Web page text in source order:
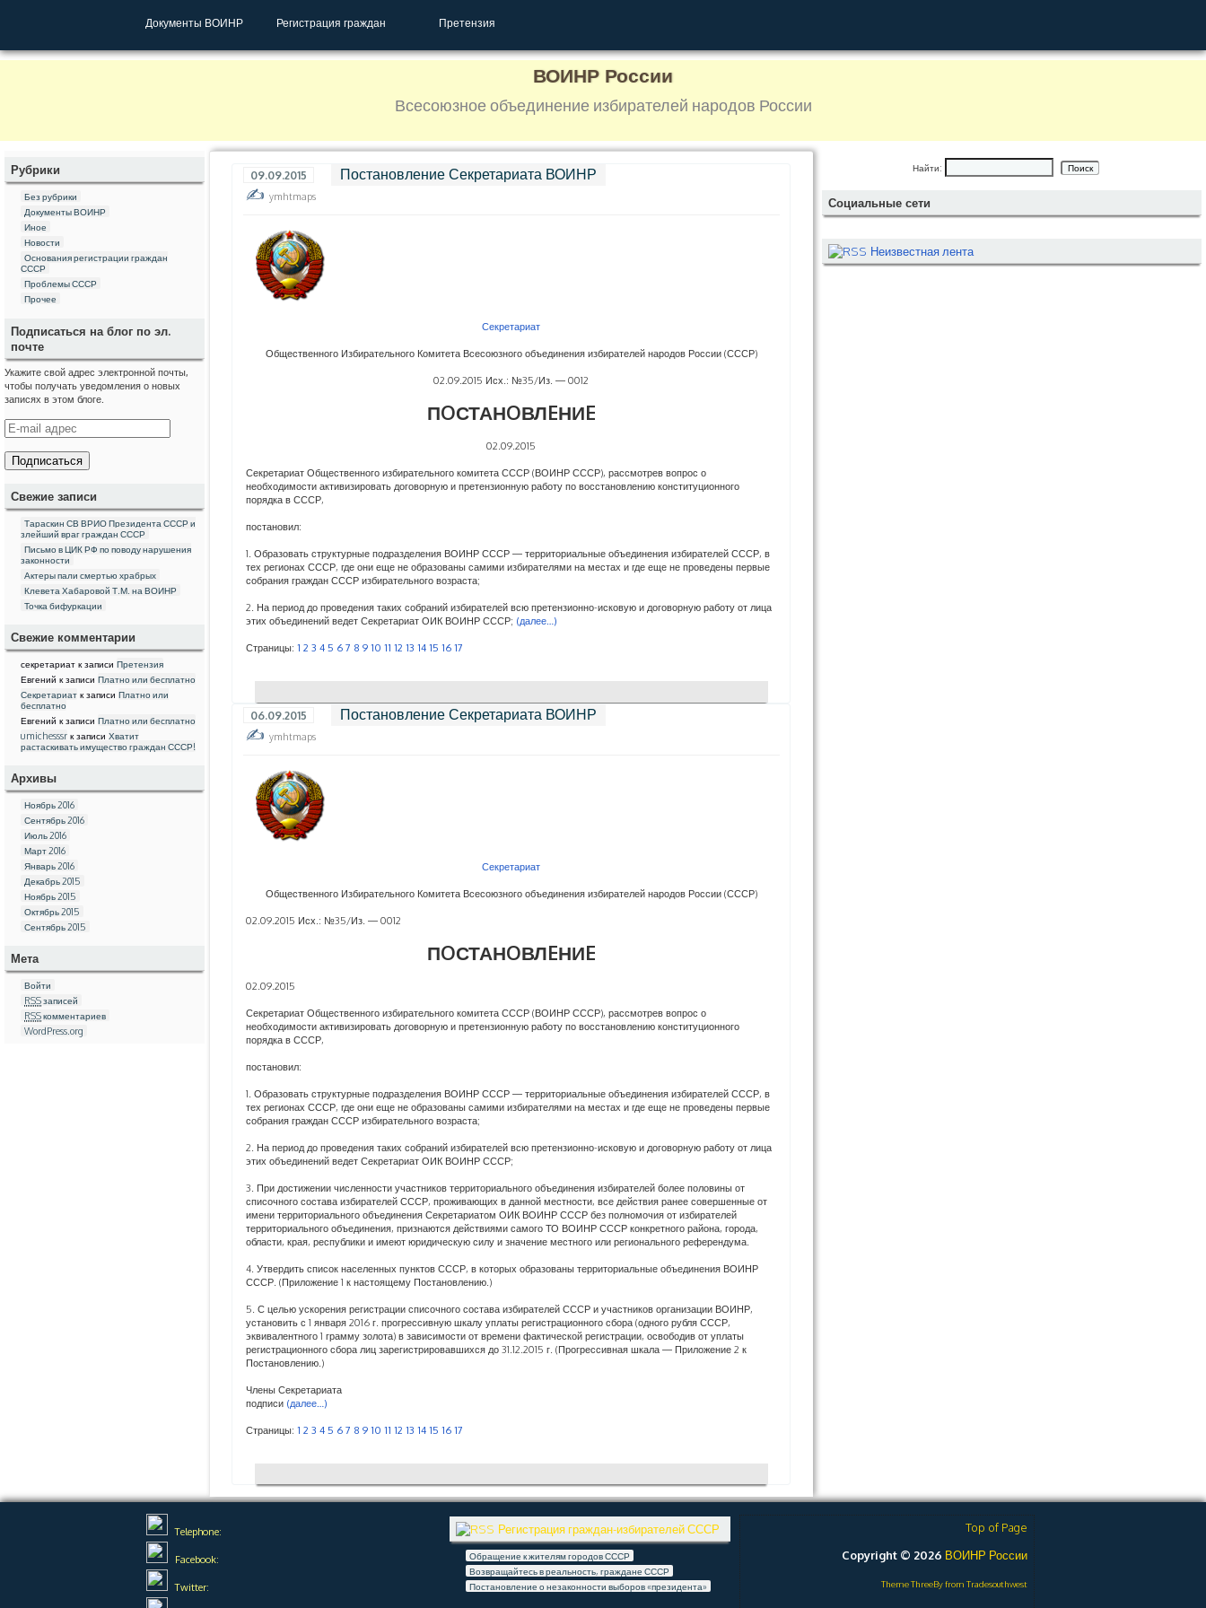
Документы ВОИНР Регистрация граждан Претензия
ВОИНР России
Всесоюзное объединение избирателей народов России
Рубрики
Без рубрики
Документы ВОИНР
Иное
Новости
Основания регистрации граждан
СССР
Проблемы СССР
Прочее
Подписаться на блог по эл.
почте
Укажите свой адрес электронной почты,
чтобы получать уведомления о новых
записях в этом блоге.
E
-
m
a
а
Свежие записи
Тараскин СВ ВРИО Президента СССР и
злейший враг граждан СССР
Письмо в ЦИК РФ по поводу нарушения
законности
Актеры пали смертью храбрых
Клевета Хабаровой Т.М. на ВОИНР
Точка бифуркации
Свежие комментарии
секретариат к записиПретензия
Евгений к записиПлатно или бесплатно
Секретариат к записиПлатно или
бесплатно
Евгений к записиПлатно или бесплатно
umichesssr к записиХватит
растаскивать имущество граждан СССР!
Архивы
Ноябрь 2016
Сентябрь 2016
Июль 2016
Март 2016
Январь 2016
Декабрь 2015
Ноябрь 2015
Октябрь 2015
Сентябрь 2015
Мета
Войти
RSSзаписей
RSSкомментариев
WordPress.org
09.09.2015 Постановление Секретариата ВОИНР
ymhtmaps
Секретариат
Общественного Избирательного Комитета Всесоюзного объединения избирателей народов России (СССР)
02.09.2015 Исх.: №35/Из. — 0012
ПOСТАНOВЛEНИE
02.09.2015
Секретариат Общественного избирательного комитета СССР (ВОИНР СССР), рассмотрев вопрос о
необходимости активизировать договорную и претензионную работу по восстановлению конституционного
порядка в СССР,
постановил:
1. Образовать структурные подразделения ВОИНР СССР — территориальные объединения избирателей СССР, в
тех регионах СССР, где они еще не образованы самими избирателями на местах и где еще не проведены первые
собрания граждан СССР избирательного возраста;
2. На период до проведения таких собраний избирателей всю претензионно-исковую и договорную работу от лица
этих объединений ведет Секретариат ОИК ВОИНР СССР; (далее…)
Страницы: 1 2 3 4 5 6 7 8 9 10 11 12 13 14 15 16 17
06.09.2015 Постановление Секретариата ВОИНР
ymhtmaps
Секретариат
Общественного Избирательного Комитета Всесоюзного объединения избирателей народов России (СССР)
02.09.2015 Исх.: №35/Из. — 0012
ПOСТАНOВЛEНИE
02.09.2015
Секретариат Общественного избирательного комитета СССР (ВОИНР СССР), рассмотрев вопрос о
необходимости активизировать договорную и претензионную работу по восстановлению конституционного
порядка в СССР,
постановил:
1. Образовать структурные подразделения ВОИНР СССР — территориальные объединения избирателей СССР, в
тех регионах СССР, где они еще не образованы самими избирателями на местах и где еще не проведены первые
собрания граждан СССР избирательного возраста;
2. На период до проведения таких собраний избирателей всю претензионно-исковую и договорную работу от лица
этих объединений ведет Секретариат ОИК ВОИНР СССР;
3. При достижении численности участников территориального объединения избирателей более половины от
списочного состава избирателей СССР, проживающих в данной местности, все действия ранее совершенные от
имени территориального объединения Секретариатом ОИК ВОИНР СССР без полномочия от избирателей
территориального объединения, признаются действиями самого ТО ВОИНР СССР конкретного района, города,
области, края, республики и имеют юридическую силу и значение местного или регионального референдума.
4. Утвердить список населенных пунктов СССР, в которых образованы территориальные объединения ВОИНР
СССР. (Приложение 1 к настоящему Постановлению.)
5. С целью ускорения регистрации списочного состава избирателей СССР и участников организации ВОИНР,
установить с 1 января 2016 г. прогрессивную шкалу уплаты регистрационного сбора (одного рубля СССР,
эквивалентного 1 грамму золота) в зависимости от времени фактической регистрации, освободив от уплаты
регистрационного сбора лиц зарегистрировавшихся до 31.12.2015 г. (Прогрессивная шкала — Приложение 2 к
Постановлению.)
Члены Секретариата
подписи (далее…)
Страницы: 1 2 3 4 5 6 7 8 9 10 11 12 13 14 15 16 17
Найти:
Социальные сети
Неизвестная лента
Telephone:
Facebook:
Twitter:
Регистрация граждан-избирателей СССР
Обращение к жителям городов СССР
Возвращайтесь в реальность, граждане СССР
Постановление о незаконности выборов «президента»
Top of Page
Copyright © 2026 ВОИНР России
Theme ThreeBy from Tradesouthwest